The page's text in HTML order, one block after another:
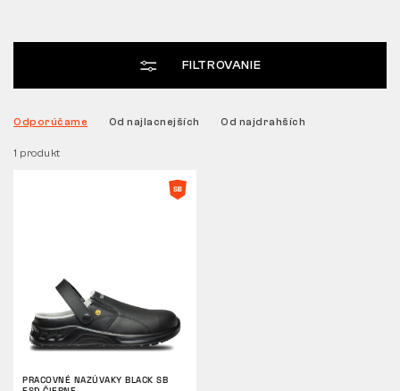
VŠETKO O NÁKUPE
O NÁS
PREDAJŇA S BISTROM
KONTAKT
VRÁTENIE
FILTROVANIE
1 produkt
Odporúčame Od najlacnejších Od najdrahších
PRACOVNÉ NAZÚVAKY BLACK SB